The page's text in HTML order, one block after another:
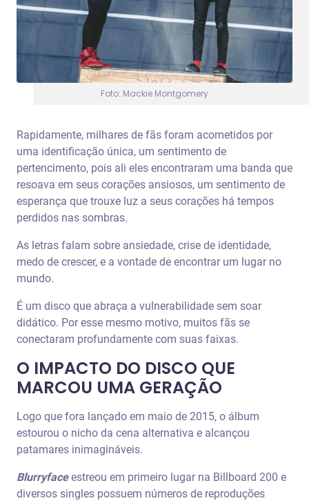
Foto: Mackie Montgomery
Rapidamente, milhares de fãs foram acometidos por
uma identificação única, um sentimento de
pertencimento, pois ali eles encontraram uma banda que
resoava em seus corações ansiosos, um sentimento de
esperança que trouxe luz a seus corações há tempos
perdidos nas sombras.
As letras falam sobre ansiedade, crise de identidade,
medo de crescer, e a vontade de encontrar um lugar no
mundo.
É um disco que abraça a vulnerabilidade sem soar
didático. Por esse mesmo motivo, muitos fãs se
conectaram profundamente com suas faixas.
O IMPACTO DO DISCO QUE
MARCOU UMA GERAÇÃO
Logo que fora lançado em maio de 2015, o álbum
estourou o nicho da cena alternativa e alcançou
patamares inimagináveis.
Blurryfaceestreou em primeiro lugar na Billboard 200 e
diversos singles possuem números de reproduções